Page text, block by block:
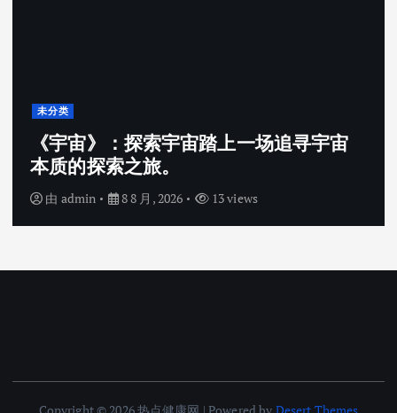
未分类
《宇宙》：探索宇宙踏上一场追寻宇宙
本质的探索之旅。
由 admin 8 8 月, 2026 13 views